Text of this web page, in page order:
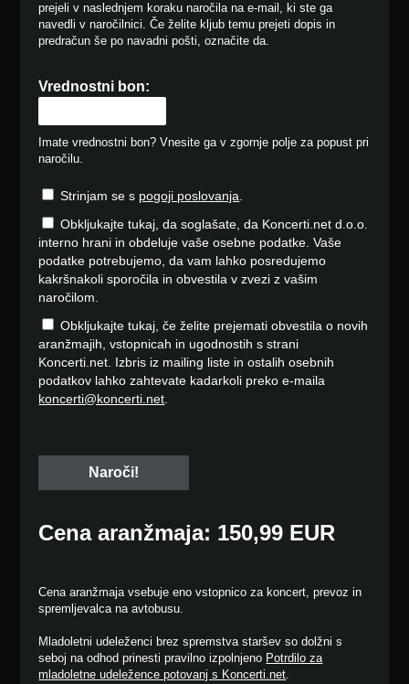
prejeli v naslednjem koraku naročila na e-mail, ki ste ga
navedli v naročilnici. Če želite kljub temu prejeti dopis in
predračun še po navadni pošti, označite da.
Vrednostni bon:
Imate vrednostni bon? Vnesite ga v zgornje polje za popust pri
naročilu.
Strinjam se s pogoji poslovanja.
Obkljukajte tukaj, da soglašate, da Koncerti.net d.o.o.
interno hrani in obdeluje vaše osebne podatke. Vaše
podatke potrebujemo, da vam lahko posredujemo
kakršnakoli sporočila in obvestila v zvezi z vašim
naročilom.
Obkljukajte tukaj, če želite prejemati obvestila o novih
aranžmajih, vstopnicah in ugodnostih s strani
Koncerti.net. Izbris iz mailing liste in ostalih osebnih
podatkov lahko zahtevate kadarkoli preko e-maila
koncerti@koncerti.net.
Cena aranžmaja: 150,99 EUR
Cena aranžmaja vsebuje eno vstopnico za koncert, prevoz in
spremljevalca na avtobusu.
Mladoletni udeleženci brez spremstva staršev so dolžni s
seboj na odhod prinesti pravilno izpolnjeno Potrdilo za
mladoletne udeležence potovanj s Koncerti.net.